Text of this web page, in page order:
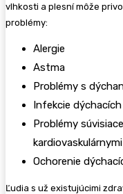
vlhkosti a plesní môže
problémy:
Alergie
Astma
Problémy s
Infekcie
Problémy
Ochorenie
Ľudia s už existujúcimi